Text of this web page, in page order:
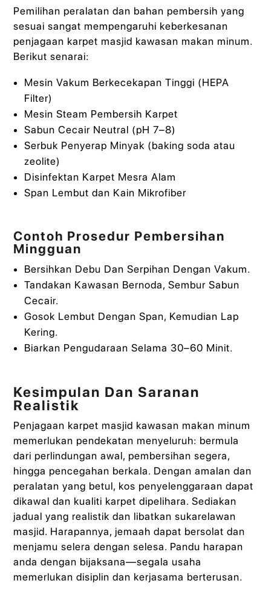
Pemilihan peralatan dan bahan pembersih yang
sesuai sangat mempengaruhi keberkesanan
penjagaan karpet masjid kawasan makan minum.
Berikut senarai:
Mesin Vakum Berkecekapan Tinggi (HEPA
Filter)
Mesin Steam Pembersih Karpet
Sabun Cecair Neutral (pH 7–8)
Serbuk Penyerap Minyak (baking soda atau
zeolite)
Disinfektan Karpet Mesra Alam
Span Lembut dan Kain Mikrofiber
Contoh Prosedur Pembersihan
Mingguan
Bersihkan Debu Dan Serpihan Dengan Vakum.
Tandakan Kawasan Bernoda, Sembur Sabun
Cecair.
Gosok Lembut Dengan Span, Kemudian Lap
Kering.
Biarkan Pengudaraan Selama 30–60 Minit.
Kesimpulan Dan Saranan
Realistik
Penjagaan karpet masjid kawasan makan minum
memerlukan pendekatan menyeluruh: bermula
dari perlindungan awal, pembersihan segera,
hingga pencegahan berkala. Dengan amalan dan
peralatan yang betul, kos penyelenggaraan dapat
dikawal dan kualiti karpet dipelihara. Sediakan
jadual yang realistik dan libatkan sukarelawan
masjid. Harapannya, jemaah dapat bersolat dan
menjamu selera dengan selesa. Pandu harapan
anda dengan bijaksana—segala usaha
memerlukan disiplin dan kerjasama berterusan.